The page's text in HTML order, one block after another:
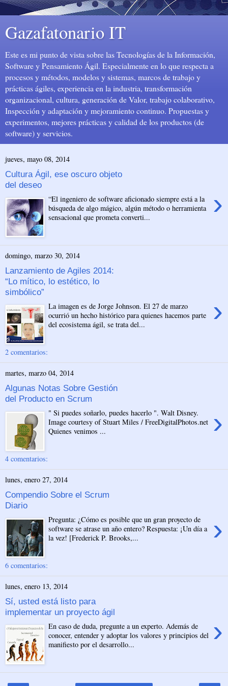
Gazafatonario IT
Este es mi punto de vista sobre las Tecnologías de la Información,
Software y Pensamiento Ágil. Especialmente en lo que respecta a
procesos y métodos, modelos y sistemas, marcos de trabajo y
prácticas ágiles, experiencia en la industria, transformación
organizacional, cultura, generación de Valor, trabajo colaborativo,
Inspección y adaptación y mejoramiento continuo. Propuestas y
experimentos, mejores prácticas y calidad de los productos (de
software) y servicios.
jueves, mayo 08, 2014
Cultura Ágil, ese oscuro objeto
del deseo
›
“El ingeniero de software aficionado siempre está a la
búsqueda de algo mágico, algún método o herramienta
sensacional que prometa converti...
domingo, marzo 30, 2014
Lanzamiento de Agiles 2014:
“Lo mítico, lo estético, lo
simbólico”
›
La imagen es de Jorge Johnson. El 27 de marzo
ocurrió un hecho histórico para quienes hacemos parte
del ecosistema ágil, se trata del...
2 comentarios:
martes, marzo 04, 2014
Algunas Notas Sobre Gestión
del Producto en Scrum
›
" Si puedes soñarlo, puedes hacerlo ". Walt Disney.
Image courtesy of Stuart Miles / FreeDigitalPhotos.net
Quienes venimos ...
4 comentarios:
lunes, enero 27, 2014
Compendio Sobre el Scrum
Diario
›
Pregunta: ¿Cómo es posible que un gran proyecto de
software se atrase un año entero? Respuesta: ¡Un día a
la vez! [Frederick P. Brooks,...
6 comentarios:
lunes, enero 13, 2014
Sí, usted está listo para
implementar un proyecto ágil
›
En caso de duda, pregunte a un experto. Además de
conocer, entender y adoptar los valores y principios del
manifiesto por el desarrollo...